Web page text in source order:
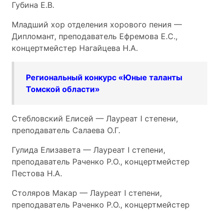
Губина Е.В.
Младший хор отделения хорового пения —
Дипломант, преподаватель Ефремова Е.С.,
концертмейстер Нагайцева Н.А.
Региональный конкурс «Юные таланты
Томской области»
Стебловский Елисей — Лауреат I степени,
преподаватель Салаева О.Г.
Гулида Елизавета — Лауреат I степени,
преподаватель Раченко Р.О., концертмейстер
Пестова Н.А.
Столяров Макар — Лауреат I степени,
преподаватель Раченко Р.О., концертмейстер